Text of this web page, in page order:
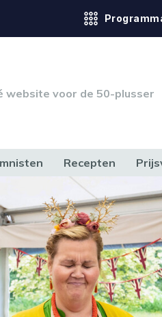
website voor de 50-plusser
Recepten
GEZONDHEID & SPORT HUIS,